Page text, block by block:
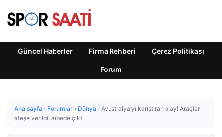
Güncel Haberler Firma Rehberi Çerez Politikası
Forum
Ana sayfa › Forumlar › Dünya › Avustralya’yı karıştıran olay! Araçlar
ateşe verildi, arbede çıktı